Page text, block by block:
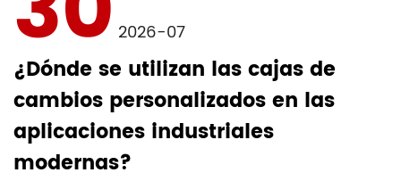
2026-07
¿Dónde se utilizan las cajas de
cambios personalizados en las
aplicaciones industriales
modernas?